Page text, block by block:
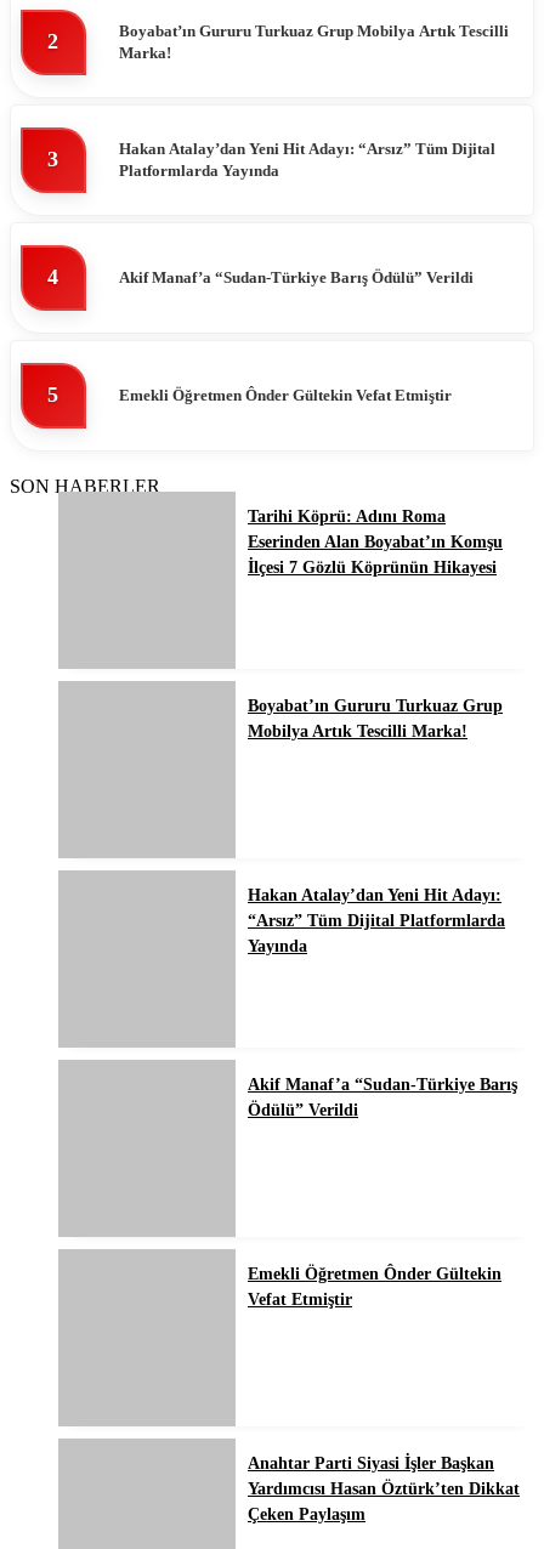
2
Boyabat’ın Gururu Turkuaz Grup Mobilya Artık Tescilli
Marka!
3
Hakan Atalay’dan Yeni Hit Adayı: “Arsız” Tüm Dijital
Platformlarda Yayında
4 Akif Manaf’a “Sudan-Türkiye Barış Ödülü” Verildi
5 Emekli Öğretmen Ônder Gültekin Vefat Etmiştir
SON HABERLER
Tarihi Köprü: Adını Roma
Eserinden Alan Boyabat’ın Komşu
İlçesi 7 Gözlü Köprünün Hikayesi
Boyabat’ın Gururu Turkuaz Grup
Mobilya Artık Tescilli Marka!
Hakan Atalay’dan Yeni Hit Adayı:
“Arsız” Tüm Dijital Platformlarda
Yayında
Akif Manaf’a “Sudan-Türkiye Barış
Ödülü” Verildi
Emekli Öğretmen Ônder Gültekin
Vefat Etmiştir
Anahtar Parti Siyasi İşler Başkan
Yardımcısı Hasan Öztürk’ten Dikkat
Çeken Paylaşım